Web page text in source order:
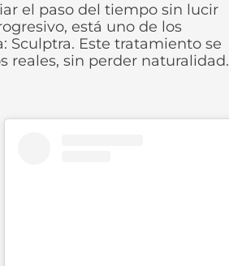
el paso del tiempo sin lucir
está uno de los
Sculptra. Este tratamiento se
reales, sin perder naturalidad.